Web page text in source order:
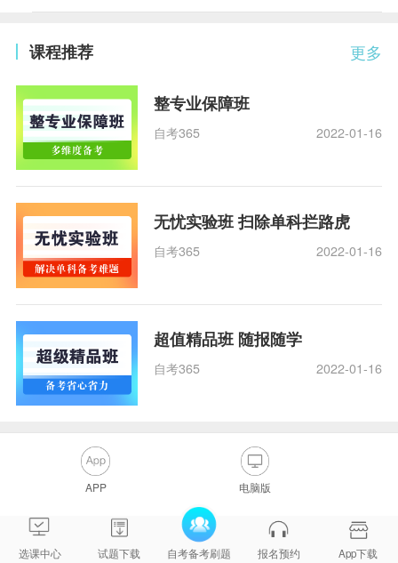
更多
课程推荐
整专业保障班
自考365 2022-01-16
无忧实验班 扫除单科拦路虎
自考365 2022-01-16
超值精品班 随报随学
自考365 2022-01-16
APP 电脑版
选课中心 试题下载 自考备考刷题 报名预约 App下载